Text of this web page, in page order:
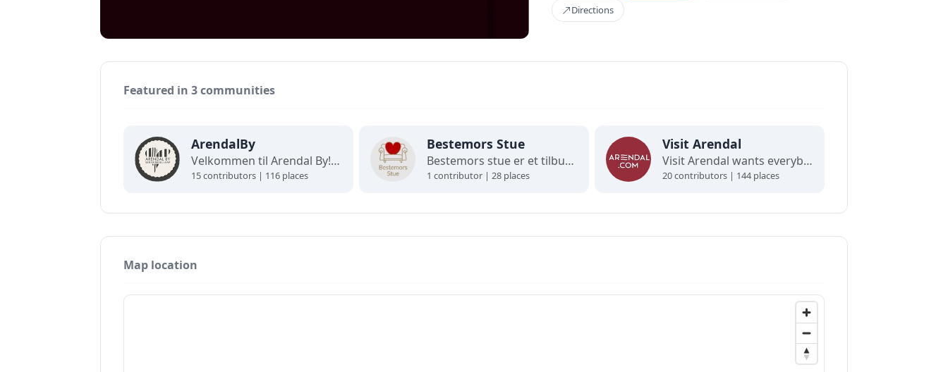
Directions
Featured in 3 communities
ArendalBy
Velkommen til Arendal By! Her finner du interaktive kart og oppdaterte oversikter over alt som skjer i byen. Utforsk, finn frem og opplev det beste av Arendal på ett og samme sted!
15 contributors | 116 places
Bestemors Stue
Bestemors stue er et tilbud til lavinntektsfamilier med barn fra 0-12 år.
1 contributor | 28 places
Visit Arendal
Visit Arendal wants everybody to fall in love with Arendal and all it has to offer.
20 contributors | 144 places
Map location